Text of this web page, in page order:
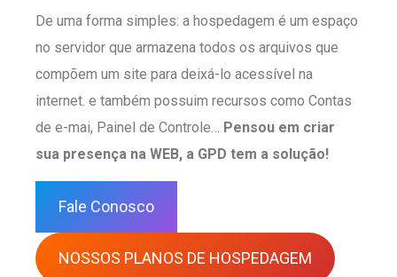
De uma forma simples: a hospedagem é um espaço
no servidor que armazena todos os arquivos que
compõem um site para deixá-lo acessível na
internet. e também possuim recursos como Contas
de e-mai, Painel de Controle… Pensou em criar
sua presença na WEB, a GPD tem a solução!
Fale Conosco
NOSSOS PLANOS DE HOSPEDAGEM